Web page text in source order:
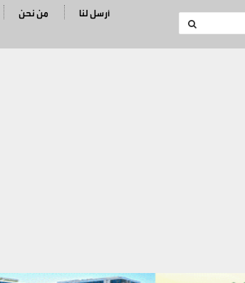
من نحن أرسل لنا